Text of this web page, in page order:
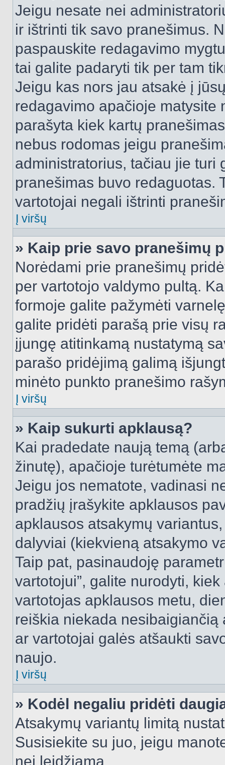
Jeigu nesate nei
ir ištrinti tik savo pranešimus.
paspauskite redagavimo
tai galite padaryti tik per tam
Jeigu kas nors jau atsakė į
redagavimo apačioje matysite
parašyta kiek kartų
nebus rodomas jeigu
administratorius, tačiau jie turi
pranešimas buvo redaguotas.
vartotojai negali ištrinti
Į viršų
» Kaip prie savo pranešimų
Norėdami prie pranešimų
per vartotojo valdymo pultą.
formoje galite pažymėti
galite pridėti parašą prie visų
įjungę atitinkamą nustatymą
parašo pridėjimą galimą
minėto punkto pranešimo
Į viršų
» Kaip sukurti apklausą?
Kai pradedate naują temą
žinutę), apačioje turėtumėte
Jeigu jos nematote, vadinasi
pradžių įrašykite apklausos
apklausos atsakymų
dalyviai (kiekvieną atsakymo
Taip pat, pasinaudoję
vartotojui”, galite nurodyti,
vartotojas apklausos metu,
reiškia niekada
ar vartotojai galės atšaukti
naujo.
Į viršų
» Kodėl negaliu pridėti
Atsakymų variantų limitą
Susisiekite su juo, jeigu
nei leidžiama.